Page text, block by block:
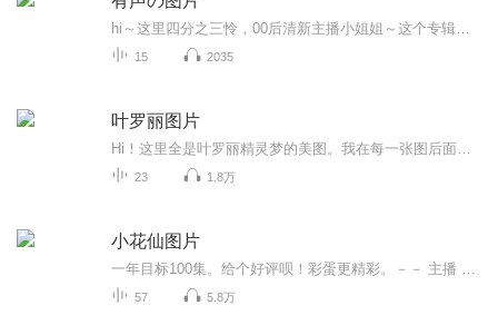
15 2035
叶罗丽图片
23 1.8万
小花仙图片
57 5.8万